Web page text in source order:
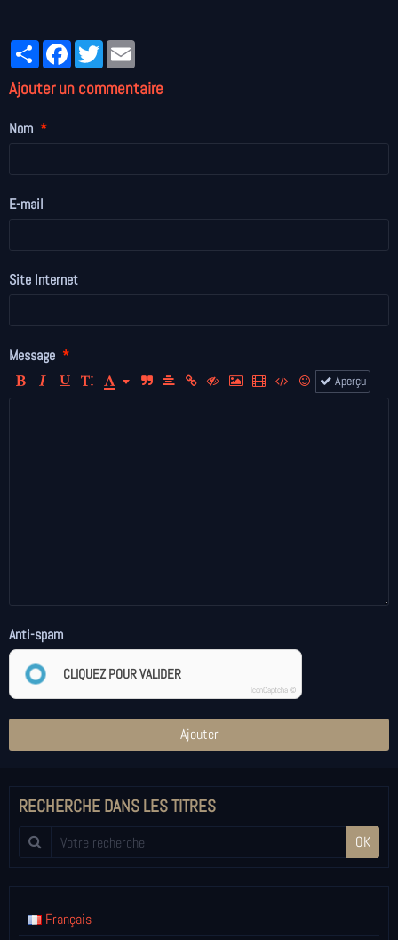
PartagerFacebookTwitter
Ajouter un commentaire
Nom
E-mail
Site Internet
Message
Aperçu
Anti-spam
CLIQUEZ POUR VALIDER
IconCaptcha ©
Ajouter
RECHERCHE DANS LES TITRES
OK
Français